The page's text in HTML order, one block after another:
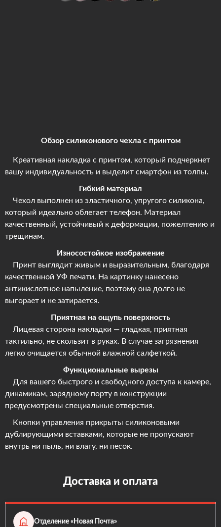
Обзор силиконового чехла с принтом
Креативная накладка с принтом, который подчеркнет
вашу индивидуальность и выделит смартфон из толпы.
Гибкий материал
Чехол выполнен из эластичного, упругого силикона,
который идеально облегает телефон. Материал
качественный, устойчивый к деформации, пожелтению и
трещинам.
Износостойкое изображение
Принт выглядит живым и выразительным, благодаря
качественной УФ печати. На картинку нанесено
антикислотное напыление, поэтому она долго не
выгорает и не затирается.
Приятная на ощупь поверхность
Лицевая сторона накладки — гладкая, приятная
тактильно, не скользит в руках. В случае загрязнения
легко очищается обычной влажной салфеткой.
Функциональные вырезы
Для вашего быстрого и свободного доступа к камере,
динамикам, зарядному порту в конструкции
предусмотрены специальные отверстия.
Кнопки управления прикрыты силиконовыми
дублирующими вставками, которые не пропускают
внутрь ни пыль, ни влагу, ни песок.
Доставка и оплата
Отделение «Новая Почта»